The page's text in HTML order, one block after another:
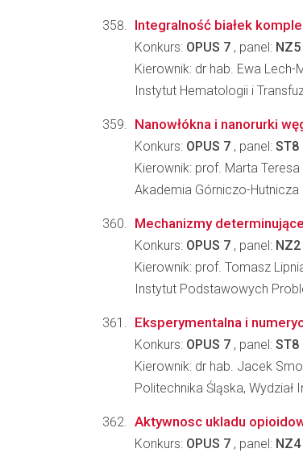
Integralność białek
Konkurs: OPUS 7 , panel: NZ5
Kierownik: dr hab. Ewa Lech-
Instytut Hematologii i
Nanowłókna i nanorurki
Konkurs: OPUS 7 , panel: ST8
Kierownik: prof. Marta Teresa
Akademia Górniczo-Hutnicza
Mechanizmy
Konkurs: OPUS 7 , panel: NZ2
Kierownik: prof. Tomasz
Instytut Podstawowych
Eksperymentalna i
Konkurs: OPUS 7 , panel: ST8
Kierownik: dr hab. Jacek
Politechnika Śląska, Wydział
Aktywnosc ukladu
Konkurs: OPUS 7 , panel: NZ4